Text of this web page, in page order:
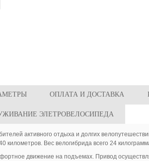
ОПЛАТА И ДОСТАВКА
ЭЛЕТРОВЕЛОСИПЕДА
активного отдыха и долгих
километров. Вес велогибрида всего 24
движение на подъемах. Привод